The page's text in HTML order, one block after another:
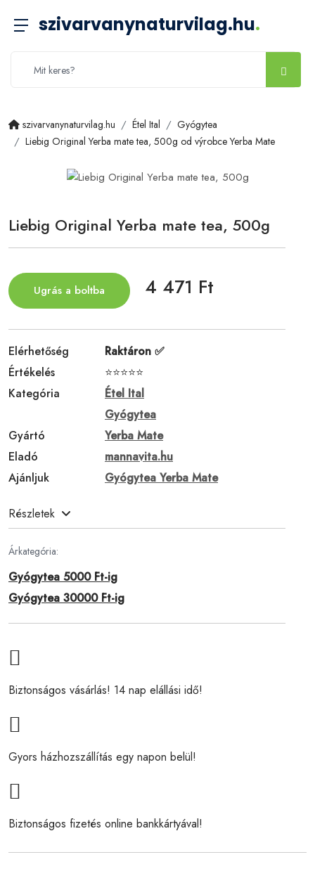
szivarvanynaturvilag.hu.
szivarvanynaturvilag.hu Étel Ital
Gyógytea
Liebig Original Yerba mate tea, 500g od výrobce Yerba Mate
Liebig Original Yerba mate tea, 500g
Ugrás a boltba 4 471 Ft
Elérhetőség
Raktáron ✅
Értékelés
⭐⭐⭐⭐⭐
Kategória
Étel Ital
Gyógytea
Gyártó
Yerba Mate
Eladó
mannavita.hu
Ajánljuk
Gyógytea Yerba Mate
Részletek
Árkategória:
Gyógytea 5000 Ft-ig
Gyógytea 30000 Ft-ig
Biztonságos vásárlás! 14 nap elállási idő!
Gyors házhozszállítás egy napon belül!
Biztonságos fizetés online bankkártyával!